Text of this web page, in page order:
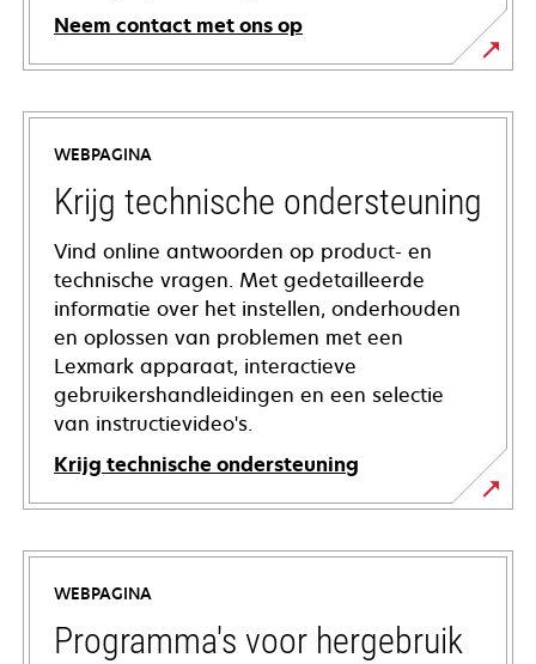
Neem contact met ons op
WEBPAGINA
Krijg technische ondersteuning
Vind online antwoorden op product- en
technische vragen. Met gedetailleerde
informatie over het instellen, onderhouden
en oplossen van problemen met een
Lexmark apparaat, interactieve
gebruikershandleidingen en een selectie
van instructievideo's.
Krijg technische ondersteuning
opens
in
new
tab
WEBPAGINA
Programma's voor hergebruik